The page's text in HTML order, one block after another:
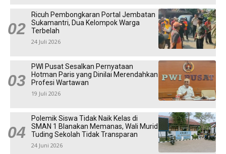
Ricuh Pembongkaran Portal Jembatan
Sukamantri, Dua Kelompok Warga
Terbelah
24 Juli 2026
PWI Pusat Sesalkan Pernyataan
Hotman Paris yang Dinilai Merendahkan
Profesi Wartawan
19 Juli 2026
Polemik Siswa Tidak Naik Kelas di
SMAN 1 Blanakan Memanas, Wali Murid
Tuding Sekolah Tidak Transparan
24 Juni 2026